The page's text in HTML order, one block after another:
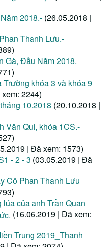
2018.- (26.05.2018 |
Thanh Lưu.-
Gà, Đầu Năm 2018.
Trường khóa 3 và khóa 9
2244)
10.2018 (20.10.2018 |
Văn Quí, khóa 1CS.-
| Đã xem: 1573)
- 2 - 3 (03.05.2019 | Đã
Cô Phan Thanh Lưu
của anh Trần Quan
(16.06.2019 | Đã xem:
Trung 2019_Thanh